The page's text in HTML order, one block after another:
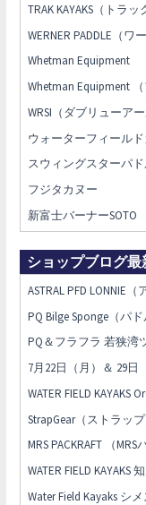
TRAK KAYAKS（トラッ
WERNER PADDLE（ワ
Whetman Equipment
Whetman Equipment
WRSI（ダブリューア
ウォーターフィール
スウィングスターパ
フジタカヌー
新富士バーナーSOTO
ショップブログ最
ASTRAL PFD LONNIE
PQ Bilge Sponge（パ
PQ＆フラフラ 若狭湾
7月22日（月）＆ 29
WATER FIELD KAYAKS
StrapGear（ストラッ
MRS PACKRAFT （
WATER FIELD KAYAKS
Water Field Kayaks シ